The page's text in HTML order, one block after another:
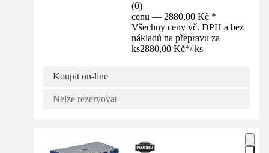
(0)
cenu — 2880,00 Kč *
Všechny ceny vč. DPH a bez
nákladů na přepravu za
ks2880,00 Kč*/ ks
Koupit on-line
Nelze rezervovat